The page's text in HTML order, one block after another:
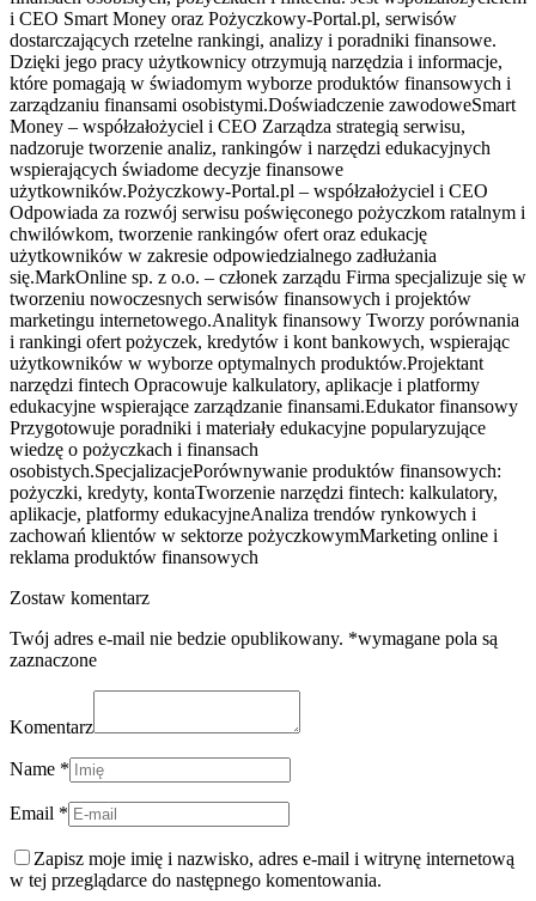
i CEO Smart Money oraz Pożyczkowy-Portal.pl, serwisów
dostarczających rzetelne rankingi, analizy i poradniki finansowe.
Dzięki jego pracy użytkownicy otrzymują narzędzia i informacje,
które pomagają w świadomym wyborze produktów finansowych i
zarządzaniu finansami osobistymi.Doświadczenie zawodoweSmart
Money – współzałożyciel i CEO Zarządza strategią serwisu,
nadzoruje tworzenie analiz, rankingów i narzędzi edukacyjnych
wspierających świadome decyzje finansowe
użytkowników.Pożyczkowy-Portal.pl – współzałożyciel i CEO
Odpowiada za rozwój serwisu poświęconego pożyczkom ratalnym i
chwilówkom, tworzenie rankingów ofert oraz edukację
użytkowników w zakresie odpowiedzialnego zadłużania
się.MarkOnline sp. z o.o. – członek zarządu Firma specjalizuje się w
tworzeniu nowoczesnych serwisów finansowych i projektów
marketingu internetowego.Analityk finansowy Tworzy porównania
i rankingi ofert pożyczek, kredytów i kont bankowych, wspierając
użytkowników w wyborze optymalnych produktów.Projektant
narzędzi fintech Opracowuje kalkulatory, aplikacje i platformy
edukacyjne wspierające zarządzanie finansami.Edukator finansowy
Przygotowuje poradniki i materiały edukacyjne popularyzujące
wiedzę o pożyczkach i finansach
osobistych.SpecjalizacjePorównywanie produktów finansowych:
pożyczki, kredyty, kontaTworzenie narzędzi fintech: kalkulatory,
aplikacje, platformy edukacyjneAnaliza trendów rynkowych i
zachowań klientów w sektorze pożyczkowymMarketing online i
reklama produktów finansowych
Zostaw komentarz
Twój adres e-mail nie bedzie opublikowany. *wymagane pola są
zaznaczone
Komentarz
Name *
Email *
Zapisz moje imię i nazwisko, adres e-mail i witrynę internetową
w tej przeglądarce do następnego komentowania.